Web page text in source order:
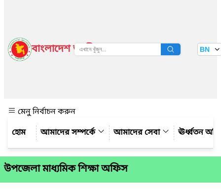
বাংলাদেশ জাতীয় তথ্য বাতায়ন BN
মেনু নির্বাচন করুন
আমাদের সম্পর্কে
আমাদের সেবা ঊর্ধ্বতন
উপজেলা মাধ্যমিক শিক্ষা অফিস